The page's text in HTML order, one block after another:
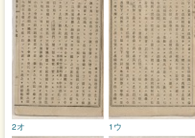
1ウ
2オ